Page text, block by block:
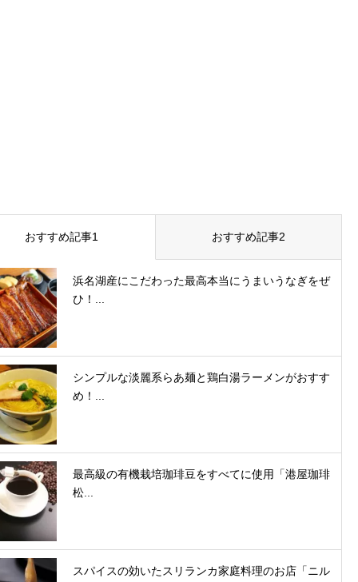
おすすめ記事1 おすすめ記事2
浜名湖産にこだわった最高本当にうまいうなぎをぜ
ひ！...
シンプルな淡麗系らあ麺と鶏白湯ラーメンがおすす
め！...
最高級の有機栽培珈琲豆をすべてに使用「港屋珈琲
松...
スパイスの効いたスリランカ家庭料理のお店「ニル